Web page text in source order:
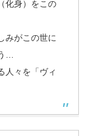
化身）をこの
みがこの世に
…
人々を「ヴィ